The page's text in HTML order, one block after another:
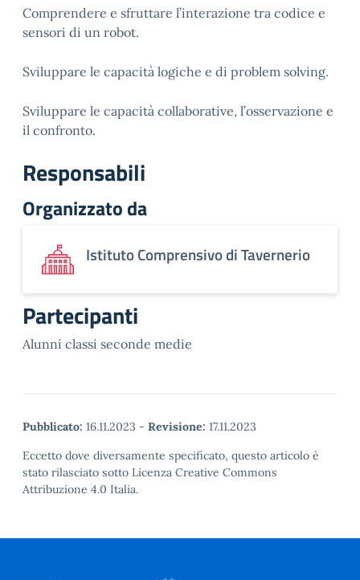
Comprendere e sfruttare l’interazione tra codice e
sensori di un robot.
Sviluppare le capacità logiche e di problem solving.
Sviluppare le capacità collaborative, l’osservazione e
il confronto.
Responsabili
Organizzato da
Istituto Comprensivo di Tavernerio
Partecipanti
Alunni classi seconde medie
Pubblicato: 16.11.2023 - Revisione: 17.11.2023
Eccetto dove diversamente specificato, questo articolo è
stato rilasciato sotto Licenza Creative Commons
Attribuzione 4.0 Italia.